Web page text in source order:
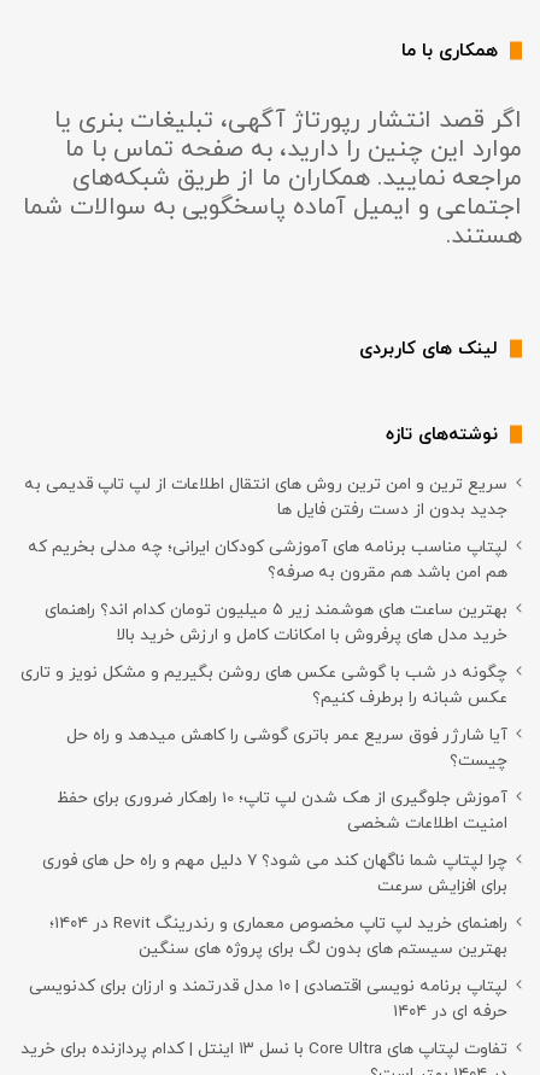
همکاری با ما
اگر قصد انتشار رپورتاژ آگهی، تبلیغات بنری یا
موارد این چنین را دارید، به صفحه تماس با ما
مراجعه نمایید. همکاران ما از طریق شبکه‌های
اجتماعی و ایمیل آماده پاسخگویی به سوالات شما
هستند.
لینک های کاربردی
نوشته‌های تازه
سریع ترین و امن ترین روش های انتقال اطلاعات از لپ تاپ قدیمی به
جدید بدون از دست رفتن فایل ها
لپتاپ مناسب برنامه های آموزشی کودکان ایرانی؛ چه مدلی بخریم که
هم امن باشد هم مقرون به صرفه؟
بهترین ساعت های هوشمند زیر ۵ میلیون تومان کدام اند؟ راهنمای
خرید مدل های پرفروش با امکانات کامل و ارزش خرید بالا
چگونه در شب با گوشی عکس های روشن بگیریم و مشکل نویز و تاری
عکس شبانه را برطرف کنیم؟
آیا شارژر فوق سریع عمر باتری گوشی را کاهش میدهد و راه حل
چیست؟
آموزش جلوگیری از هک شدن لپ تاپ؛ 10 راهکار ضروری برای حفظ
امنیت اطلاعات شخصی
چرا لپتاپ شما ناگهان کند می شود؟ ۷ دلیل مهم و راه حل های فوری
برای افزایش سرعت
راهنمای خرید لپ تاپ مخصوص معماری و رندرینگ Revit در ۱۴۰۴؛
بهترین سیستم های بدون لگ برای پروژه های سنگین
لپتاپ برنامه نویسی اقتصادی | ۱۰ مدل قدرتمند و ارزان برای کدنویسی
حرفه ای در ۱۴۰۴
تفاوت لپتاپ های Core Ultra با نسل ۱۳ اینتل | کدام پردازنده برای خرید